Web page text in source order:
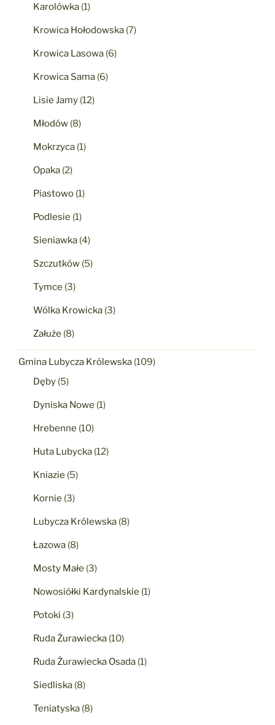
Karolówka (1)
Krowica Hołodowska (7)
Krowica Lasowa (6)
Krowica Sama (6)
Lisie Jamy (12)
Młodów (8)
Mokrzyca (1)
Opaka (2)
Piastowo (1)
Podlesie (1)
Sieniawka (4)
Szczutków (5)
Tymce (3)
Wólka Krowicka (3)
Załuże (8)
Gmina Lubycza Królewska (109)
Dęby (5)
Dyniska Nowe (1)
Hrebenne (10)
Huta Lubycka (12)
Kniazie (5)
Kornie (3)
Lubycza Królewska (8)
Łazowa (8)
Mosty Małe (3)
Nowosiółki Kardynalskie (1)
Potoki (3)
Ruda Żurawiecka (10)
Ruda Żurawiecka Osada (1)
Siedliska (8)
Teniatyska (8)